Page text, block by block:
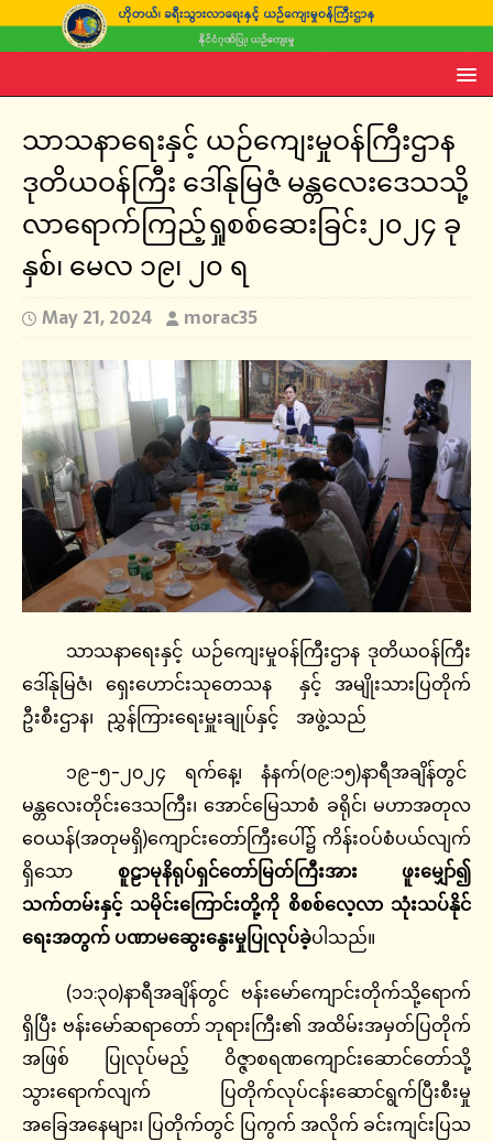
သာသနာရေးနှင့် ယဉ်ကျေးမှုဝန်ကြီးဌာန
ဒုတိယဝန်ကြီး ဒေါ်နုမြဇံ မန္တလေးဒေသသို့
လာရောက်ကြည့်ရှုစစ်ဆေးခြင်း၂၀၂၄ ခု
နှစ်၊ မေလ ၁၉၊ ၂၀ ရ
May 21, 2024 morac35
သာသနာရေးနှင့် ယဉ်ကျေးမှုဝန်ကြီးဌာန ဒုတိယဝန်ကြီး
ဒေါ်နုမြဇံ၊ ရှေးဟောင်းသုတေသန နှင့် အမျိုးသားပြတိုက်
ဦးစီးဌာန၊ ညွှန်ကြားရေးမှူးချုပ်နှင့် အဖွဲ့သည်
၁၉-၅-၂၀၂၄ ရက်နေ့၊ နံနက်(၀၉:၁၅)နာရီအချိန်တွင်
မန္တလေးတိုင်းဒေသကြီး၊ အောင်မြေသာစံ ခရိုင်၊ မဟာအတုလ
ဝေယန်(အတုမရှိ)ကျောင်းတော်ကြီးပေါ်၌ ကိန်းဝပ်စံပယ်လျက်
ရှိသော စူဠာမုနိရုပ်ရှင်တော်မြတ်ကြီးအား
ဖူးမျှော်၍
သက်တမ်းနှင့် သမိုင်းကြောင်းတို့ကို စိစစ်လေ့လာ သုံးသပ်နိုင်
ရေးအတွက်ပဏာမဆွေးနွေးမှုပြုလုပ်ခဲ့ပါသည်။
(၁၁:၃၀)နာရီအချိန်တွင် ဗန်းမော်ကျောင်းတိုက်သို့ရောက်
ရှိပြီး ဗန်းမော်ဆရာတော် ဘုရားကြီး၏ အထိမ်းအမှတ်ပြတိုက်
အဖြစ် ပြုလုပ်မည့် ဝိဇ္ဇာစရဏကျောင်းဆောင်တော်သို့
သွားရောက်လျက် ပြတိုက်လုပ်ငန်းဆောင်ရွက်ပြီးစီးမှု
အခြေအနေများ၊ ပြတိုက်တွင် ပြကွက် အလိုက် ခင်းကျင်းပြသ